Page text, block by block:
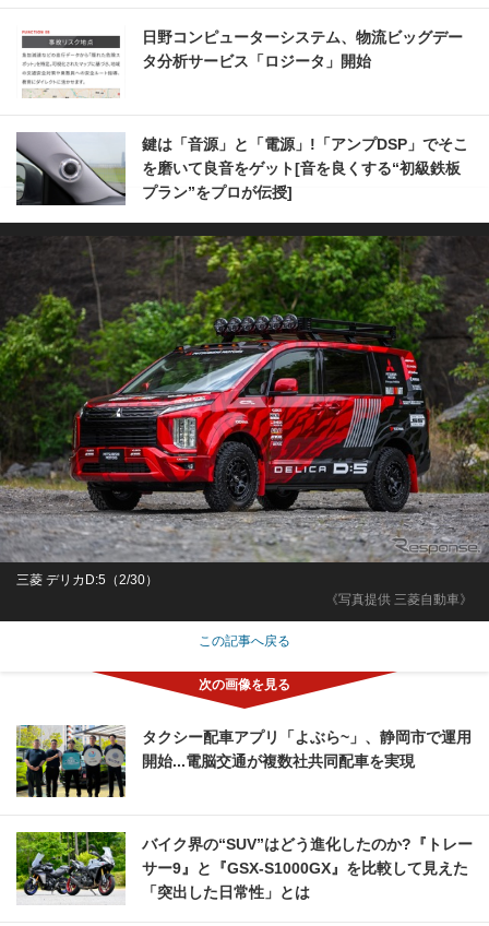
日野コンピューターシステム、物流ビッグデー
タ分析サービス「ロジータ」開始
鍵は「音源」と「電源」!「アンプDSP」でそこ
を磨いて良音をゲット[音を良くする“初級鉄板
プラン”をプロが伝授]
《写真提供 三菱自動車》
三菱 デリカD:5（2/30）
この記事へ戻る
タクシー配車アプリ「よぶら~」、静岡市で運用
開始...電脳交通が複数社共同配車を実現
バイク界の“SUV”はどう進化したのか?『トレー
サー9』と『GSX-S1000GX』を比較して見えた
「突出した日常性」とは